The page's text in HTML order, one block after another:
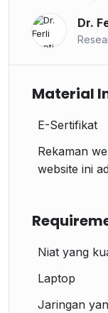
Dr.
Material
E-Sertifikat
Rekaman
website ini
Niat yang
Laptop
Jaringan